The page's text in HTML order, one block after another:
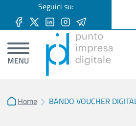
Seguici su:
MENU
Home BANDO VOUCHER